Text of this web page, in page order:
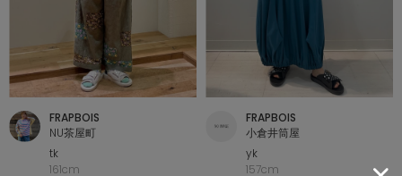
FRAPBOIS
NU茶屋町
tk
161cm
FRAPBOIS
小倉井筒屋
yk
157cm